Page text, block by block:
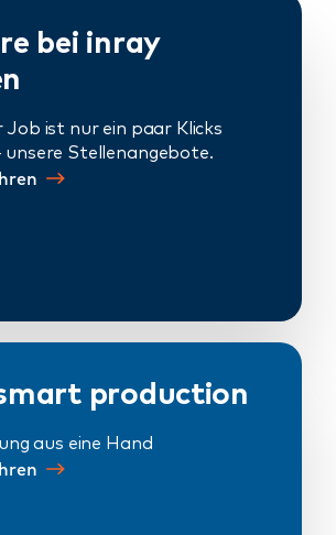
bei inray
Job ist nur ein paar Klicks
Stellenangebote.
production
aus eine Hand